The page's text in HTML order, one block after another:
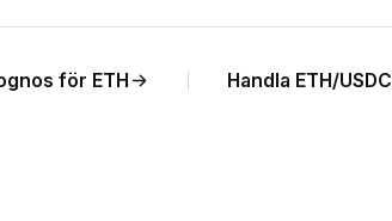
för ETH Handla ETH/USDC